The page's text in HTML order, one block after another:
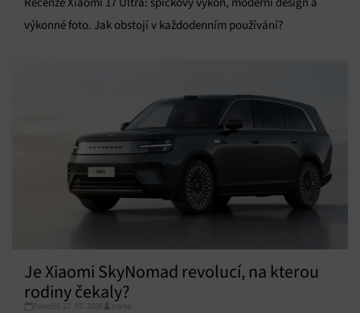
zařízení na základě automaticky přenášených
informací.
voleb ochrany osobních údajů.
výkonné foto. Jak obstojí v každodenním používání?
Je Xiaomi SkyNomad revolucí, na kterou
rodiny čekaly?
Pondělí 27. 07. 2026 Ivana